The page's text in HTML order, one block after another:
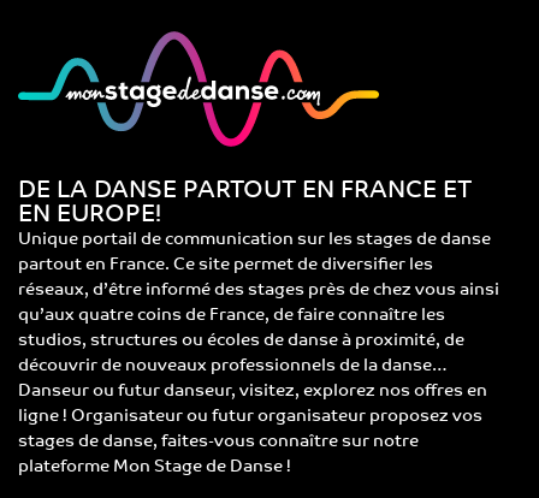
DE LA DANSE PARTOUT EN FRANCE ET
EN EUROPE!
Unique portail de communication sur les stages de danse
partout en France. Ce site permet de diversifier les
réseaux, d’être informé des stages près de chez vous ainsi
qu’aux quatre coins de France, de faire connaître les
studios, structures ou écoles de danse à proximité, de
découvrir de nouveaux professionnels de la danse…
Danseur ou futur danseur, visitez, explorez nos offres en
ligne ! Organisateur ou futur organisateur proposez vos
stages de danse, faites-vous connaître sur notre
plateforme Mon Stage de Danse !